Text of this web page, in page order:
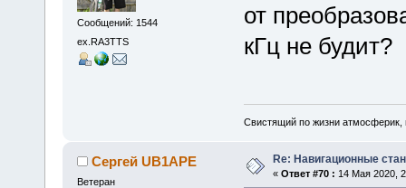
Сообщений: 1544
ex.RA3TTS
от
кГц не будит?
Свистящий по жизни
Сергей UB1APE
Ветеран
Re: Навигационные
« Ответ #70 : 14 Мая 2020,